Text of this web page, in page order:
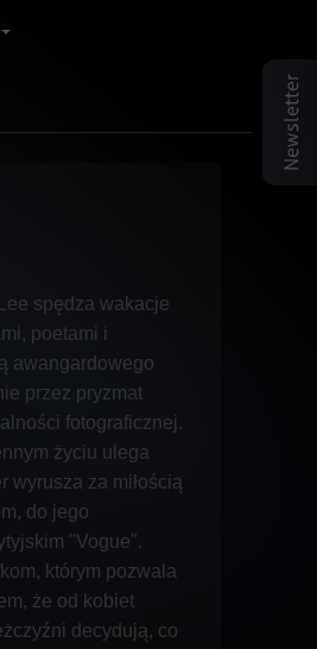
spędza wakacje
poetami i
awangardowego
przez pryzmat
fotograficznej.
życiu ulega
wyrusza za miłością
do jego
"Vogue".
którym pozwala
że od kobiet
decydują, co